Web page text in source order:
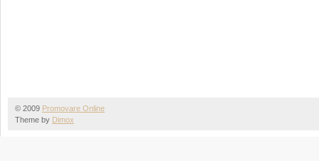
© 2009 Promovare Online
Theme by Dimox